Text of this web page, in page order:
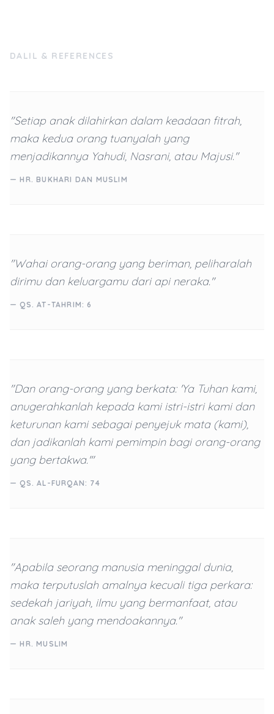
DALIL & REFERENCES
"Setiap anak dilahirkan dalam keadaan fitrah,
maka kedua orang tuanyalah yang
menjadikannya Yahudi, Nasrani, atau Majusi."
— HR. BUKHARI DAN MUSLIM
"Wahai orang-orang yang beriman, peliharalah
dirimu dan keluargamu dari api neraka."
— QS. AT-TAHRIM: 6
"Dan orang-orang yang berkata: 'Ya Tuhan kami,
anugerahkanlah kepada kami istri-istri kami dan
keturunan kami sebagai penyejuk mata (kami),
dan jadikanlah kami pemimpin bagi orang-orang
yang bertakwa.'"
— QS. AL-FURQAN: 74
"Apabila seorang manusia meninggal dunia,
maka terputuslah amalnya kecuali tiga perkara:
sedekah jariyah, ilmu yang bermanfaat, atau
anak saleh yang mendoakannya."
— HR. MUSLIM